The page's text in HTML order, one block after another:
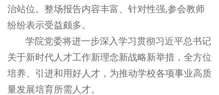
治站位。整场报告内容丰富、针对性强,参会教师
纷纷表示受益颇多。
学院党委将进一步深入学习贯彻习近平总书记
关于新时代人才工作新理念新战略新举措，全方位
培养、引进和用好人才，为推动学校各项事业高质
量发展培育所需人才。